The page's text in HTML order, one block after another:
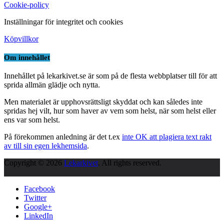
Cookie-policy
Inställningar för integritet och cookies
Köpvillkor
Om innehållet
Innehållet på lekarkivet.se är som på de flesta webbplatser till för att
sprida allmän glädje och nytta.
Men materialet är upphovsrättsligt skyddat och kan således inte
spridas hej vilt, hur som haver av vem som helst, när som helst eller
ens var som helst.
På förekommen anledning är det t.ex inte OK att plagiera text rakt
av till sin egen lekhemsida.
Copyright © 2026 Lekarkivet. All rights reserved.
Facebook
Twitter
Google+
LinkedIn